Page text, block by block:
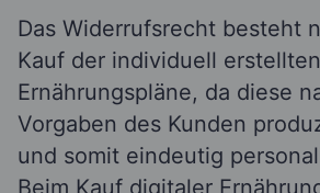
Das Widerrufsrecht besteht
Kauf der individuell erstellten
Ernährungspläne, da diese
Vorgaben des Kunden
und somit eindeutig